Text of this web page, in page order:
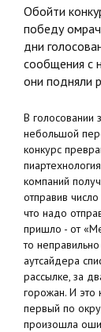
Обойти
победу
дни
сообщения с
они подняли
В
небольшой
конкурс
компаний
отправив
что надо
пришло - от
то
аутсайдера
рассылке, за
горожан. И это
первый по
произошла